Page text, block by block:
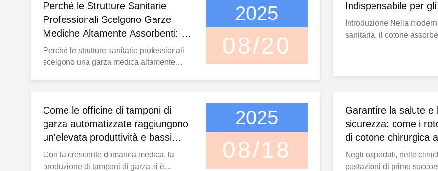
Perché le Strutture Sanitarie
Professionali Scelgono Garze
Mediche Altamente Assorbenti: 5
Ragioni Chiave
Perché le strutture sanitarie professionali
scelgono una garza medica altamente
motivi chiave Perché le strutture sanitarie
necessitano di garza di alta qualità Negli
ospedali, ...
2025
08/20
Indispensabile per
Introduzione Nella
sanitaria, il cotone
che prodotti scadenti ...
Come le officine di tamponi di
garza automatizzate raggiungono
un'elevata produttività e bassi
tassi di errore?
Con la crescente domanda medica, la
produzione di tamponi di garza si è
2025
08/18
Garantire la salute e
sicurezza: come i
di cotone chirurgica
migliorano la
Negli ospedali, nelle
postazioni di primo